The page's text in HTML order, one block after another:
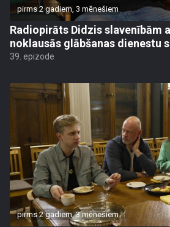
pirms 2 gadiem, 3 mēnešiem
Radiopirāts Didzis slavenībām
noklausās glābšanas dienestu
39. epizode
pirms 2 gadiem, 3 mēnešiem